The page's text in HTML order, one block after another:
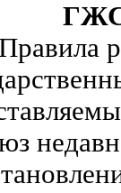
Правила